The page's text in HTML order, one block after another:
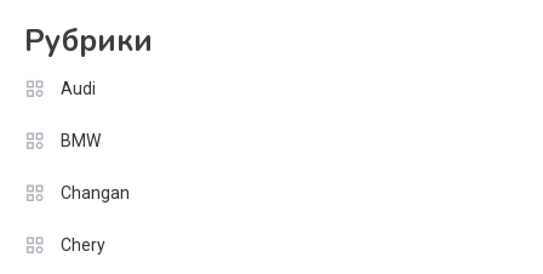
Рубрики
Audi
BMW
Changan
Chery